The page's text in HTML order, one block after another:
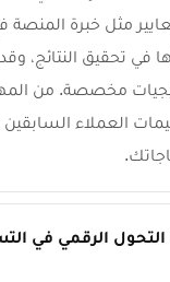
مثل خبرة
في تحقيق النتائج،
مخصصة. من
العملاء السابقين
الرقمي في